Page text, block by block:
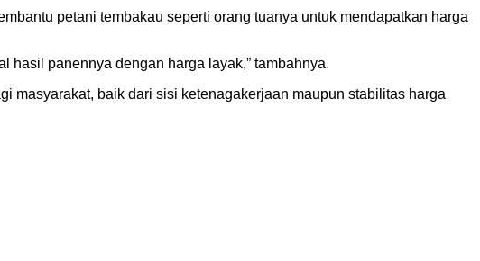
petani tembakau seperti orang tuanya untuk mendapatkan harga
hasil panennya dengan harga layak,” tambahnya.
masyarakat, baik dari sisi ketenagakerjaan maupun stabilitas harga